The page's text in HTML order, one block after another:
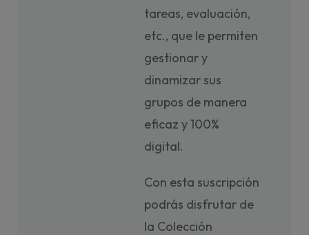
tareas, evaluación,
etc., que le permiten
gestionar y
dinamizar sus
grupos de manera
eficaz y 100%
digital.
Con esta suscripción
podrás disfrutar de
la Colección